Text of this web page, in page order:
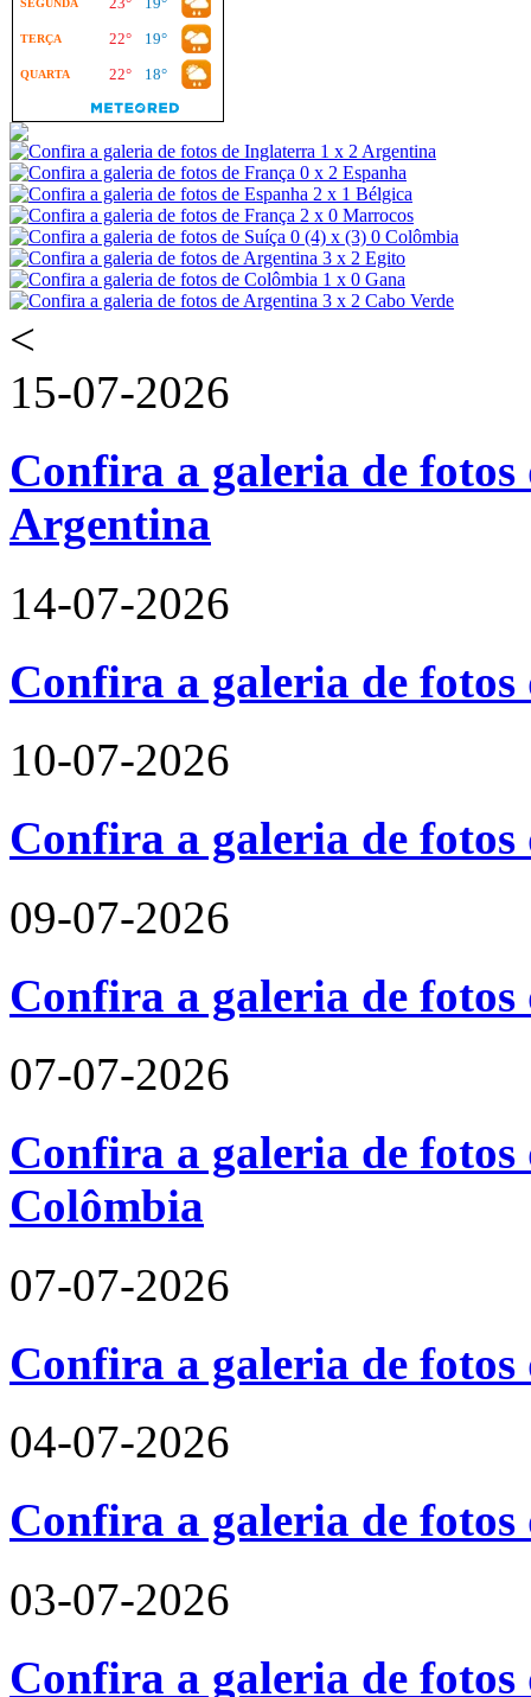
<
15-07-2026
Confira a galeria de
Argentina
14-07-2026
Confira a galeria de
10-07-2026
Confira a galeria de fotos
09-07-2026
Confira a galeria de
07-07-2026
Confira a galeria de fotos
Colômbia
07-07-2026
Confira a galeria de
04-07-2026
Confira a galeria de
03-07-2026
Confira a galeria de